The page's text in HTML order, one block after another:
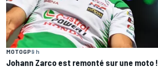
MOTOGP9 h
Johann Zarco est remonté sur une moto !